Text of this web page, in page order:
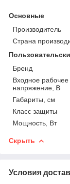
Основные
Производитель
Страна
Бренд
Входное рабочее
напряжение, В
Габариты, см
Класс защиты
Мощность, Вт
Скрыть
Условия